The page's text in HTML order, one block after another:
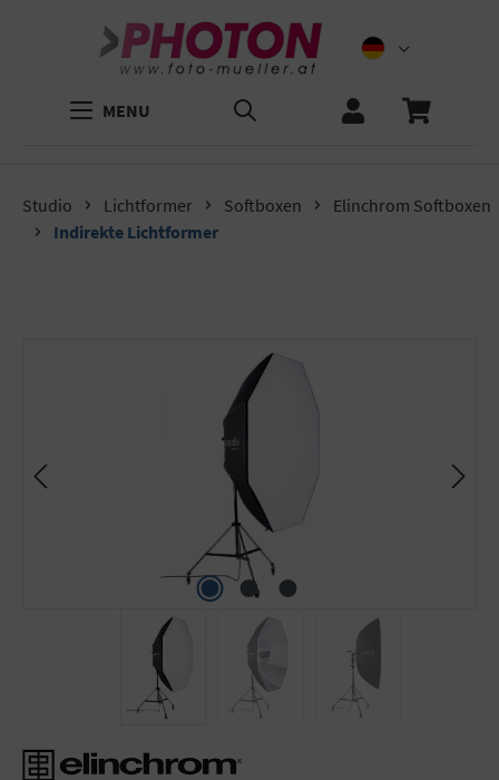
MENU
Studio Lichtformer Softboxen
Elinchrom Softboxen
Indirekte Lichtformer